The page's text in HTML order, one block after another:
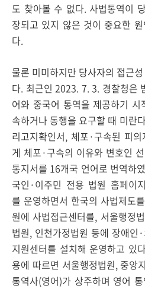
도 찾아볼 수 없다. 사법통역이
장되고 있지 않은 것이 중요한
다.
물론 미미하지만 당사자의 접근
다. 최근인 2023. 7. 3. 경찰청은
어와 중국어 통역을 제공하기
속하거나 동행을 요구할 때 미란
리고지확인서, 체포·구속된 피
게 체포·구속의 이유와 변호인
통지서를 16개국 언어로 번역하
국인·이주민 전용 법원 홈페이
를 운영하면서 한국의 사법제도
원에 사법접근센터를, 서울행정
법원, 인천가정법원 등에 장애인
지원센터를 설치해 운영하고 있
용에 따르면 서울행정법원, 중앙
통역사(영어)가 상주하며 영어